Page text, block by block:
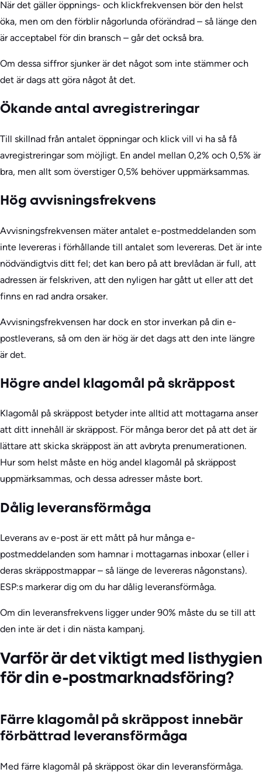
När det gäller öppnings- och klickfrekvensen bör den helst
öka, men om den förblir någorlunda oförändrad – så länge den
är acceptabel för din bransch – går det också bra.
Om dessa siffror sjunker är det något som inte stämmer och
det är dags att göra något åt det.
Ökande antal avregistreringar
Till skillnad från antalet öppningar och klick vill vi ha så få
avregistreringar som möjligt. En andel mellan 0,2% och 0,5% är
bra, men allt som överstiger 0,5% behöver uppmärksammas.
Hög avvisningsfrekvens
Avvisningsfrekvensen mäter antalet e-postmeddelanden som
inte levereras i förhållande till antalet som levereras. Det är inte
nödvändigtvis ditt fel; det kan bero på att brevlådan är full, att
adressen är felskriven, att den nyligen har gått ut eller att det
finns en rad andra orsaker.
Avvisningsfrekvensen har dock en stor inverkan på din e-
postleverans, så om den är hög är det dags att den inte längre
är det.
Högre andel klagomål på skräppost
Klagomål på skräppost betyder inte alltid att mottagarna anser
att ditt innehåll är skräppost. För många beror det på att det är
lättare att skicka skräppost än att avbryta prenumerationen.
Hur som helst måste en hög andel klagomål på skräppost
uppmärksammas, och dessa adresser måste bort.
Dålig leveransförmåga
Leverans av e-post är ett mått på hur många e-
postmeddelanden som hamnar i mottagarnas inboxar (eller i
deras skräppostmappar – så länge de levereras någonstans).
ESP:s markerar dig om du har dålig leveransförmåga.
Om din leveransfrekvens ligger under 90% måste du se till att
den inte är det i din nästa kampanj.
Varför är det viktigt med listhygien
för din e-postmarknadsföring?
Färre klagomål på skräppost innebär
förbättrad leveransförmåga
Med färre klagomål på skräppost ökar din leveransförmåga.